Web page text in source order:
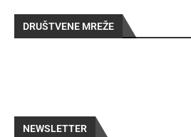
DRUŠTVENE MREŽE
NEWSLETTER